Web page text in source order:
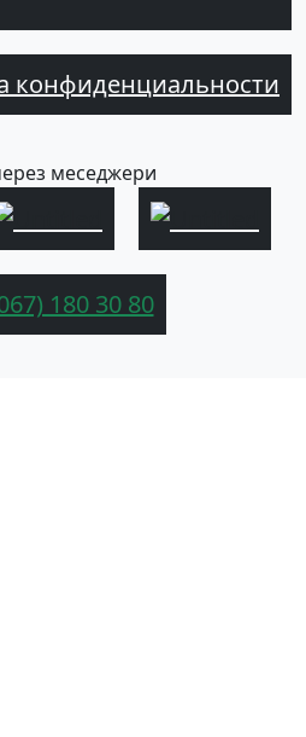
конфиденциальности
меседжери
180 30 80